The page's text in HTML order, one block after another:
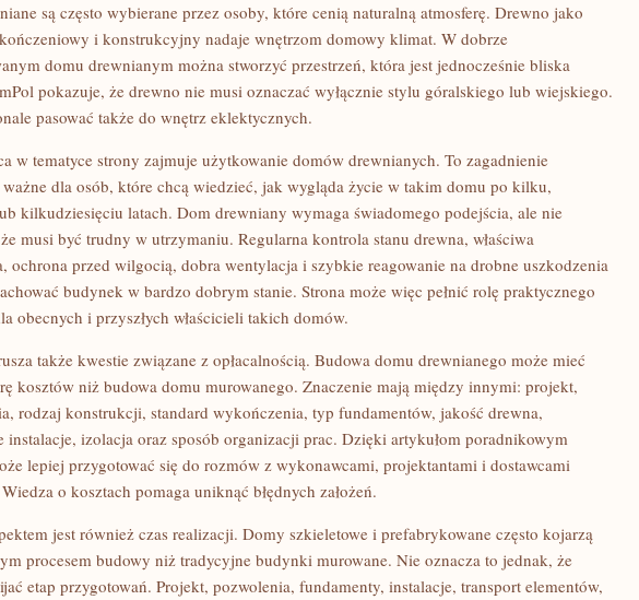
są często wybierane przez osoby, które cenią naturalną atmosferę. Drewno jako
i konstrukcyjny nadaje wnętrzom domowy klimat. W dobrze
domu drewnianym można stworzyć przestrzeń, która jest jednocześnie bliska
pokazuje, że drewno nie musi oznaczać wyłącznie stylu góralskiego lub wiejskiego.
pasować także do wnętrz eklektycznych.
w tematyce strony zajmuje użytkowanie domów drewnianych. To zagadnienie
dla osób, które chcą wiedzieć, jak wygląda życie w takim domu po kilku,
kilkudziesięciu latach. Dom drewniany wymaga świadomego podejścia, ale nie
musi być trudny w utrzymaniu. Regularna kontrola stanu drewna, właściwa
ochrona przed wilgocią, dobra wentylacja i szybkie reagowanie na drobne uszkodzenia
budynek w bardzo dobrym stanie. Strona może więc pełnić rolę praktycznego
obecnych i przyszłych właścicieli takich domów.
także kwestie związane z opłacalnością. Budowa domu drewnianego może mieć
kosztów niż budowa domu murowanego. Znaczenie mają między innymi: projekt,
rodzaj konstrukcji, standard wykończenia, typ fundamentów, jakość drewna,
instalacje, izolacja oraz sposób organizacji prac. Dzięki artykułom poradnikowym
lepiej przygotować się do rozmów z wykonawcami, projektantami i dostawcami
o kosztach pomaga uniknąć błędnych założeń.
jest również czas realizacji. Domy szkieletowe i prefabrykowane często kojarzą
procesem budowy niż tradycyjne budynki murowane. Nie oznacza to jednak, że
etap przygotowań. Projekt, pozwolenia, fundamenty, instalacje, transport elementów,